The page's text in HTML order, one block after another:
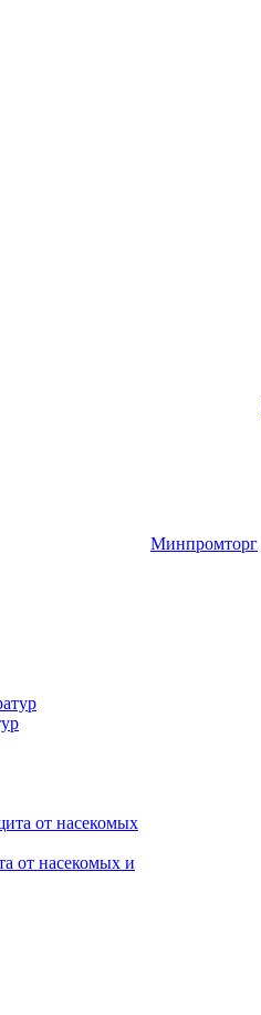
от насекомых и
Минпромторг